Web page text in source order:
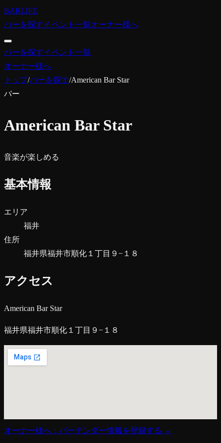
BARLIFE
バーを探すイベント一覧オーナー様へ
バーを探すイベント一覧
オーナー様へ
トップ/バーを探す/American Bar Star
バー
American Bar Star
音楽が楽しめる
基本情報
エリア
福井
住所
福井県福井市順化１丁目９−１８
アクセス
American Bar Star
福井県福井市順化１丁目９−１８
オーナー様へ：バーテンダー情報を登録する →